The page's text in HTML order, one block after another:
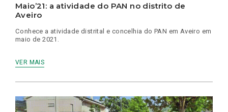
Maio’21: a atividade do PAN no distrito de
Aveiro
Conhece a atividade distrital e concelhia do PAN em Aveiro em
maio de 2021.
VER MAIS